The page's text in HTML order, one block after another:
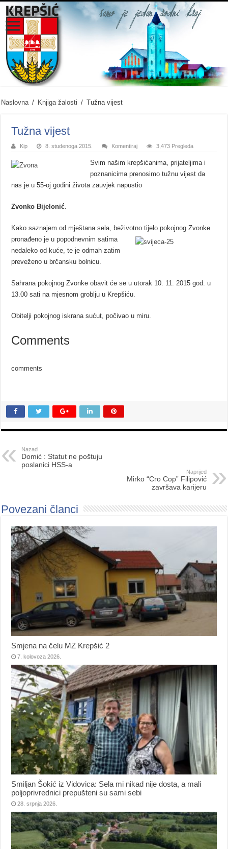
Naslovna / Knjiga žalosti / Tužna vijest
Tužna vijest
Kip 8. studenoga 2015. Komentiraj 3,473 Pregleda
Svim našim krepšićanima, prijateljima i
poznanicima prenosimo tužnu vijest da
nas je u 55-oj godini života zauvjek napustio
Zvonko Bijelonić.
Kako saznajem od mještana sela, beživotno tijelo pokojnog Zvonke
pronađeno je upopodnevnim satima
nedaleko od kuće, te je odmah zatim
preveženo u brčansku bolnicu.
Sahrana pokojnog Zvonke obavit će se u utorak 10. 11. 2015 god. u
13.00 sati na mjesnom groblju u Krepšiću.
Obitelji pokojnog iskrana sućut, počivao u miru.
Comments
comments
Nazad
Domić : Statut ne poštuju
poslanici HSS-a
Naprijed
Mirko “Cro Cop” Filipović
završava karijeru
Povezani članci
Smjena na čelu MZ Krepšić 2
7. kolovoza 2026.
Smiljan Šokić iz Vidovica: Sela mi nikad nije dosta, a mali
poljoprivrednici prepušteni su sami sebi
28. srpnja 2026.